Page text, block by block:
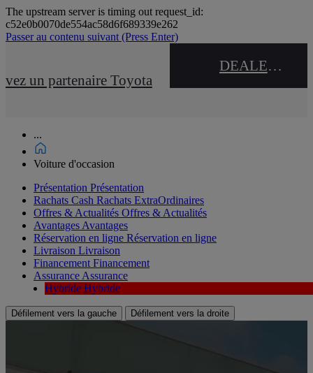
The upstream server is timing out request_id:
c52e0b0070de554ac58d6f689339e262
Passer au contenu suivant (Press Enter)
un partenaire Toyota
DEALER NAME
...
Voiture d'occasion
Présentation Présentation
Rachats Cash Rachats ExtraOrdinaires
Offres & Actualités Offres & Actualités
Avantages Avantages
Réservation en ligne Réservation en ligne
Livraison Livraison
Financement Financement
Assurance Assurance
Hybride Hybride
Défilement vers la gauche Défilement vers la droite